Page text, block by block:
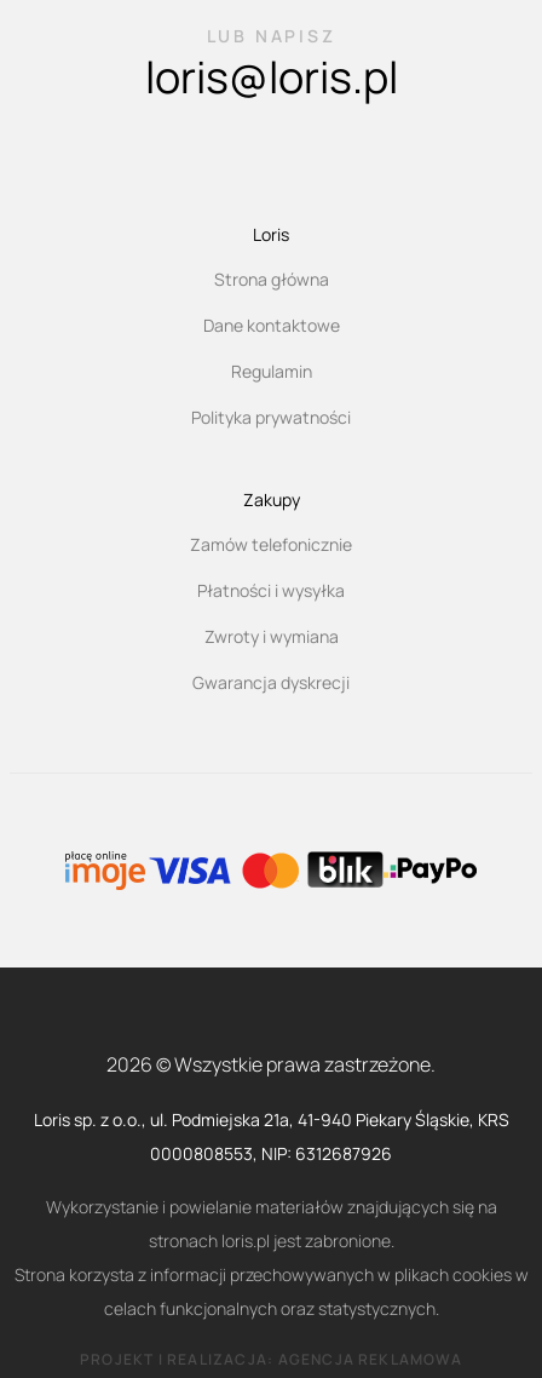
LUB NAPISZ
loris@loris.pl
Loris
Strona główna
Dane kontaktowe
Regulamin
Polityka prywatności
Zakupy
Zamów telefonicznie
Płatności i wysyłka
Zwroty i wymiana
Gwarancja dyskrecji
2026 © Wszystkie prawa zastrzeżone.
Loris sp. z o.o., ul. Podmiejska 21a, 41-940 Piekary Śląskie, KRS
0000808553, NIP: 6312687926
Wykorzystanie i powielanie materiałów znajdujących się na
stronach loris.pl jest zabronione.
Strona korzysta z informacji przechowywanych w plikach cookies w
celach funkcjonalnych oraz statystycznych.
PROJEKT I REALIZACJA: AGENCJA REKLAMOWA